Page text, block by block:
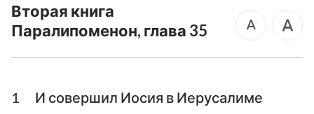
2-я
Вторая книга
Паралипоменон, глава 35
1
И совершил Иосия в Иерусалиме